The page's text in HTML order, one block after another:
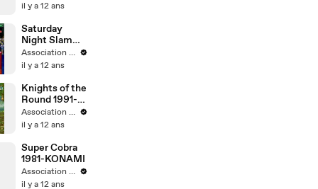
il y a 12 ans
Saturday
Night Slam
Master 1993-
Capcom
Association MO5.COM
il y a 12 ans
Knights of the
Round 1991-
Capcom
Association MO5.COM
il y a 12 ans
Super Cobra
1981-KONAMI
Association MO5.COM
il y a 12 ans